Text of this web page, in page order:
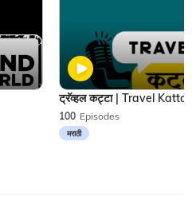
100 Episodes
मराठी